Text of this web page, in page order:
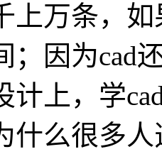
上万条，
；因为cad
计上，学
什么很多